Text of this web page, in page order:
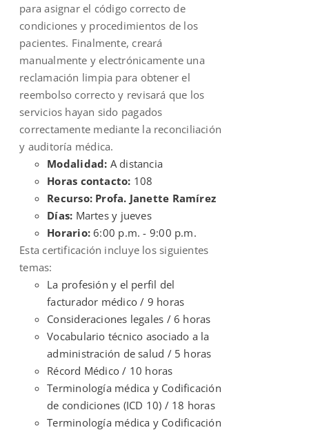
para asignar el código correcto de
condiciones y procedimientos de los
pacientes. Finalmente, creará
manualmente y electrónicamente una
reclamación limpia para obtener el
reembolso correcto y revisará que los
servicios hayan sido pagados
correctamente mediante la reconciliación
y auditoría médica.
Modalidad: A distancia
Horas contacto: 108
Recurso: Profa. Janette Ramírez
Días: Martes y jueves
Horario:6:00 p.m. - 9:00 p.m.
Esta certificación incluye los siguientes
temas:
La profesión y el perfil del
facturador médico / 9 horas
Consideraciones legales / 6 horas
Vocabulario técnico asociado a la
administración de salud / 5 horas
Récord Médico / 10 horas
Terminología médica y Codificación
de condiciones (ICD 10) / 18 horas
Terminología médica y Codificación